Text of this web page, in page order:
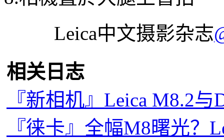
Leica中文摄影杂志
相关日志
『新相机』Leica M8.2
『徕卡』全幅M8曙光？